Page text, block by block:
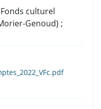
culturel
Genoud) ;